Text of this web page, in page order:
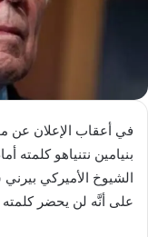
في أعقاب الإعلان عن
بنيامين نتنياهو
الشيوخ الأميركي
على أنَّه لن يحضر